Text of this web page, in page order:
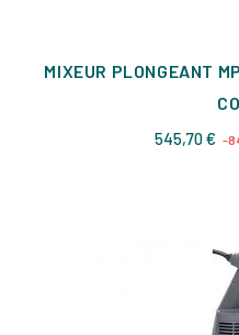
MIXEUR PLONGEANT
545,70 € -